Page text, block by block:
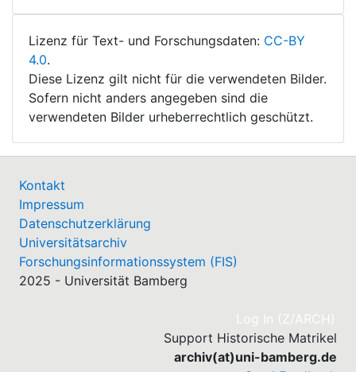
Lizenz für Text- und Forschungsdaten: CC-BY
4.0.
Diese Lizenz gilt nicht für die verwendeten Bilder.
Sofern nicht anders angegeben sind die
verwendeten Bilder urheberrechtlich geschützt.
Kontakt
Impressum
Datenschutzerklärung
Universitätsarchiv
Forschungsinformationssystem (FIS)
2025 - Universität Bamberg
Log In (Z/ARCH)
Support Historische Matrikel
archiv(at)uni-bamberg.de